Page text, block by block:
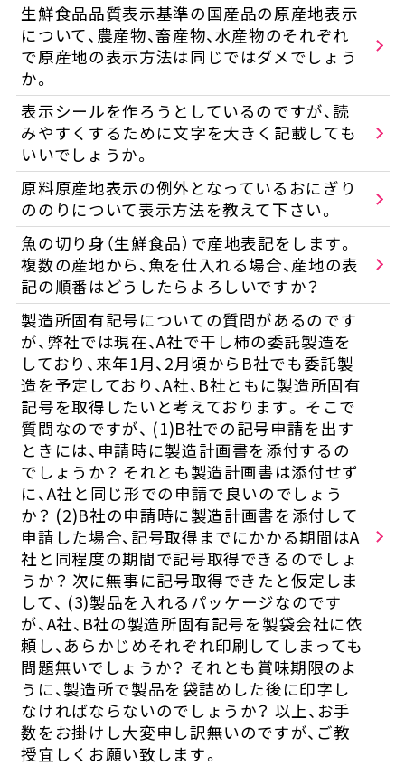
生鮮食品品質表示基準の国産品の原産地表示
について、農産物、畜産物、水産物のそれぞれ
で原産地の表示方法は同じではダメでしょう
か。
表示シールを作ろうとしているのですが、読
みやすくするために文字を大きく記載しても
いいでしょうか。
原料原産地表示の例外となっているおにぎり
ののりについて表示方法を教えて下さい。
魚の切り身（生鮮食品）で産地表記をします。
複数の産地から、魚を仕入れる場合、産地の表
記の順番はどうしたらよろしいですか？
製造所固有記号についての質問があるのです
が、弊社では現在、A社で干し柿の委託製造を
しており、来年1月、2月頃からB社でも委託製
造を予定しており、A社、B社ともに製造所固有
記号を取得したいと考えております。 そこで
質問なのですが、 (1)B社での記号申請を出す
ときには、申請時に製造計画書を添付するの
でしょうか？ それとも製造計画書は添付せず
に、A社と同じ形での申請で良いのでしょう
か？ (2)B社の申請時に製造計画書を添付して
申請した場合、記号取得までにかかる期間はA
社と同程度の期間で記号取得できるのでしょ
うか？ 次に無事に記号取得できたと仮定しま
して、 (3)製品を入れるパッケージなのです
が、A社、B社の製造所固有記号を製袋会社に依
頼し、あらかじめそれぞれ印刷してしまっても
問題無いでしょうか？ それとも賞味期限のよ
うに、製造所で製品を袋詰めした後に印字し
なければならないのでしょうか？ 以上、お手
数をお掛けし大変申し訳無いのですが、ご教
授宜しくお願い致します。